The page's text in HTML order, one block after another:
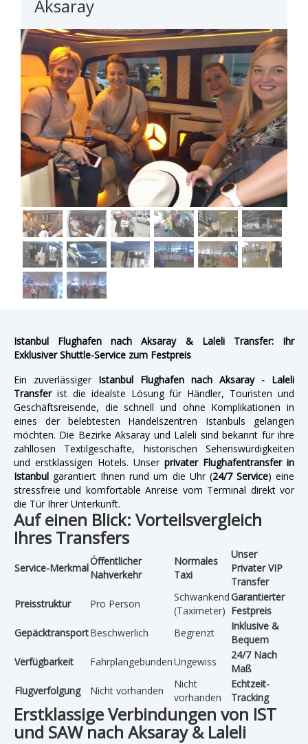
Aksaray
Istanbul Flughafen nach Aksaray & Laleli Transfer: Ihr
Exklusiver Shuttle-Service zum Festpreis
Ein zuverlässiger Istanbul Flughafen nach Aksaray - Laleli
Transferist die idealste Lösung für Händler, Touristen und
Geschäftsreisende, die schnell und ohne Komplikationen in
eines der belebtesten Handelszentren Istanbuls gelangen
möchten. Die Bezirke Aksaray und Laleli sind bekannt für ihre
zahllosen Textilgeschäfte, historischen Sehenswürdigkeiten
und erstklassigen Hotels. Unser privater Flughafentransfer in
Istanbul garantiert Ihnen rund um die Uhr (24/7 Service) eine
stressfreie und komfortable Anreise vom Terminal direkt vor
die Tür Ihrer Unterkunft.
Auf einen Blick: Vorteilsvergleich
Ihres Transfers
Service-Merkmal
Öffentlicher
Nahverkehr
Normales
Taxi
Unser
Privater VIP
Transfer
Preisstruktur
Pro Person
Schwankend
(Taximeter)
Garantierter
Festpreis
GepäcktransportBeschwerlich Begrenzt
Inklusive &
Bequem
Verfügbarkeit
FahrplangebundenUngewiss
24/7 Nach
Maß
Flugverfolgung
Nicht vorhanden
Nicht
vorhanden
Echtzeit-
Tracking
Erstklassige Verbindungen von IST
und SAW nach Aksaray & Laleli